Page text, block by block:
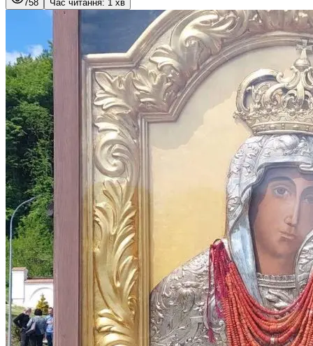
758 Час читання: 1 хв